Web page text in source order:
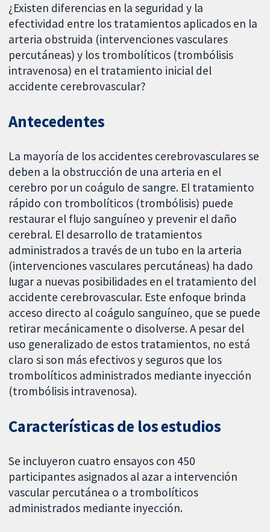
¿Existen diferencias en la seguridad y la
efectividad entre los tratamientos aplicados en la
arteria obstruida (intervenciones vasculares
percutáneas) y los trombolíticos (trombólisis
intravenosa) en el tratamiento inicial del
accidente cerebrovascular?
Antecedentes
La mayoría de los accidentes cerebrovasculares se
deben a la obstrucción de una arteria en el
cerebro por un coágulo de sangre. El tratamiento
rápido con trombolíticos (trombólisis) puede
restaurar el flujo sanguíneo y prevenir el daño
cerebral. El desarrollo de tratamientos
administrados a través de un tubo en la arteria
(intervenciones vasculares percutáneas) ha dado
lugar a nuevas posibilidades en el tratamiento del
accidente cerebrovascular. Este enfoque brinda
acceso directo al coágulo sanguíneo, que se puede
retirar mecánicamente o disolverse. A pesar del
uso generalizado de estos tratamientos, no está
claro si son más efectivos y seguros que los
trombolíticos administrados mediante inyección
(trombólisis intravenosa).
Características de los estudios
Se incluyeron cuatro ensayos con 450
participantes asignados al azar a intervención
vascular percutánea o a trombolíticos
administrados mediante inyección.